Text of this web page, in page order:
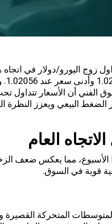
زوج اليورو/دولار في
سجل
يظهر تحليل السوق الفني أن الأسعار
البيعي ويعزز النظرة
العام
الأسبوع، مما يعكس ضعف
قوية في السوق.
المتحركة القصيرة